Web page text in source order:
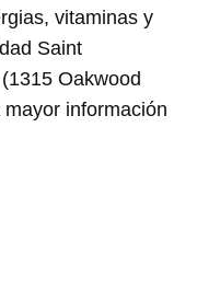
vitaminas y
Saint
Oakwood
información